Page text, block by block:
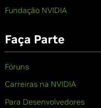
Fundação NVIDIA
Faça Parte
Fóruns
Carreiras na NVIDIA
Para Desenvolvedores